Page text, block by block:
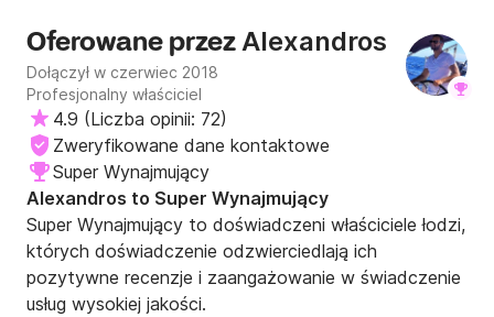
Oferowane przez Alexandros
Dołączył w czerwiec 2018
Profesjonalny właściciel
4.9 (Liczba opinii: 72)
Zweryfikowane dane kontaktowe
Super Wynajmujący
Alexandros to Super Wynajmujący
Super Wynajmujący to doświadczeni właściciele łodzi,
których doświadczenie odzwierciedlają ich
pozytywne recenzje i zaangażowanie w świadczenie
usług wysokiej jakości.